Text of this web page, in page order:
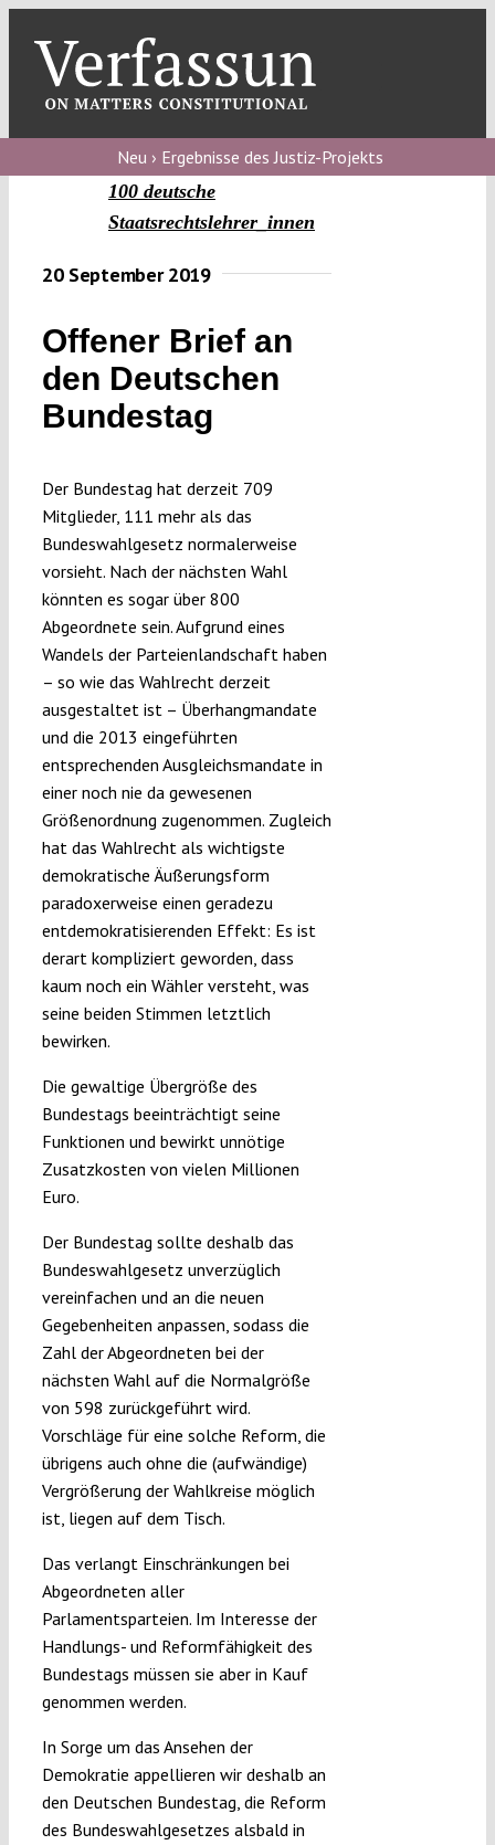
content
blog
Verfassungs
debate
Verfassungs
Verfassungs
editorial
Submissions
Projects
Neu › Ergebnisse des Justiz-Projekts
100 deutsche
Staatsrechtslehrer_innen
20 September 2019
Offener Brief an
den Deutschen
Bundestag
Der Bundestag hat derzeit 709
Mitglieder, 111 mehr als das
Bundeswahlgesetz normalerweise
vorsieht. Nach der nächsten Wahl
könnten es sogar über 800
Abgeordnete sein. Aufgrund eines
Wandels der Parteienlandschaft haben
– so wie das Wahlrecht derzeit
ausgestaltet ist – Überhangmandate
und die 2013 eingeführten
entsprechenden Ausgleichsmandate in
einer noch nie da gewesenen
Größenordnung zugenommen. Zugleich
hat das Wahlrecht als wichtigste
demokratische Äußerungsform
paradoxerweise einen geradezu
entdemokratisierenden Effekt: Es ist
derart kompliziert geworden, dass
kaum noch ein Wähler versteht, was
seine beiden Stimmen letztlich
bewirken.
Die gewaltige Übergröße des
Bundestags beeinträchtigt seine
Funktionen und bewirkt unnötige
Zusatzkosten von vielen Millionen
Euro.
Der Bundestag sollte deshalb das
Bundeswahlgesetz unverzüglich
vereinfachen und an die neuen
Gegebenheiten anpassen, sodass die
Zahl der Abgeordneten bei der
nächsten Wahl auf die Normalgröße
von 598 zurückgeführt wird.
Vorschläge für eine solche Reform, die
übrigens auch ohne die (aufwändige)
Vergrößerung der Wahlkreise möglich
ist, liegen auf dem Tisch.
Das verlangt Einschränkungen bei
Abgeordneten aller
Parlamentsparteien. Im Interesse der
Handlungs- und Reformfähigkeit des
Bundestags müssen sie aber in Kauf
genommen werden.
In Sorge um das Ansehen der
Demokratie appellieren wir deshalb an
den Deutschen Bundestag, die Reform
des Bundeswahlgesetzes alsbald in